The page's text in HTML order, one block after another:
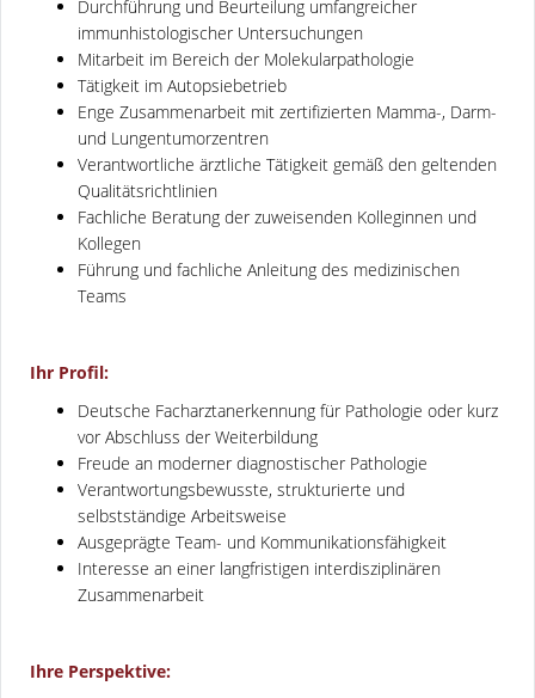
Durchführung und Beurteilung umfangreicher
immunhistologischer Untersuchungen
Mitarbeit im Bereich der Molekularpathologie
Tätigkeit im Autopsiebetrieb
Enge Zusammenarbeit mit zertifizierten Mamma-, Darm-
und Lungentumorzentren
Verantwortliche ärztliche Tätigkeit gemäß den geltenden
Qualitätsrichtlinien
Fachliche Beratung der zuweisenden Kolleginnen und
Kollegen
Führung und fachliche Anleitung des medizinischen
Teams
Ihr Profil:
Deutsche Facharztanerkennung für Pathologie oder kurz
vor Abschluss der Weiterbildung
Freude an moderner diagnostischer Pathologie
Verantwortungsbewusste, strukturierte und
selbstständige Arbeitsweise
Ausgeprägte Team- und Kommunikationsfähigkeit
Interesse an einer langfristigen interdisziplinären
Zusammenarbeit
Ihre Perspektive: